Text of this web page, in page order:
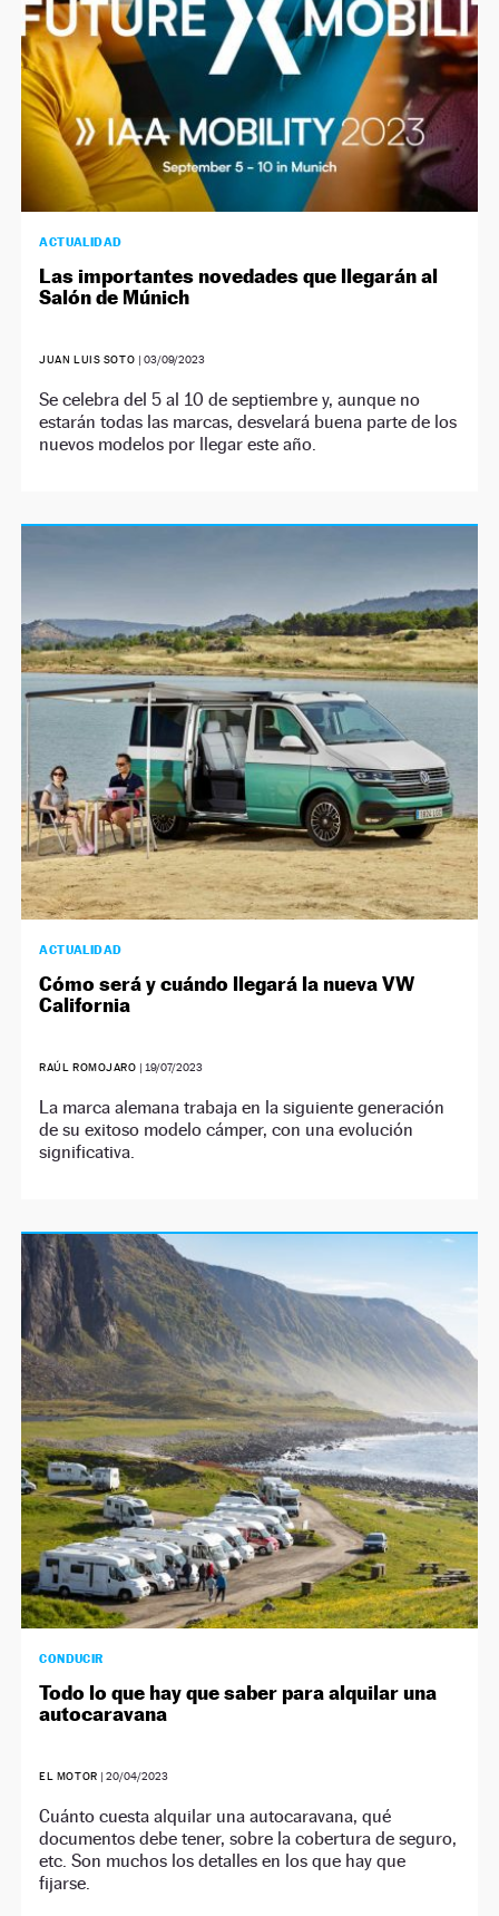
ACTUALIDAD
Las importantes novedades que llegarán al
Salón de Múnich
JUAN LUIS SOTO | 03/09/2023
Se celebra del 5 al 10 de septiembre y, aunque no
estarán todas las marcas, desvelará buena parte de los
nuevos modelos por llegar este año.
ACTUALIDAD
Cómo será y cuándo llegará la nueva VW
California
RAÚL ROMOJARO | 19/07/2023
La marca alemana trabaja en la siguiente generación
de su exitoso modelo cámper, con una evolución
significativa.
CONDUCIR
Todo lo que hay que saber para alquilar una
autocaravana
EL MOTOR |20/04/2023
Cuánto cuesta alquilar una autocaravana, qué
documentos debe tener, sobre la cobertura de seguro,
etc. Son muchos los detalles en los que hay que
fijarse.